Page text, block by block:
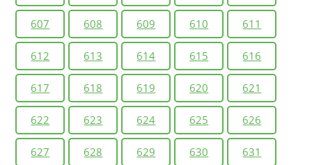
607 608 609 610 611
612 613 614 615 616
617 618 619 620 621
622 623 624 625 626
627 628 629 630 631